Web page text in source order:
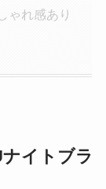
ゃれ感あり
イトブラ